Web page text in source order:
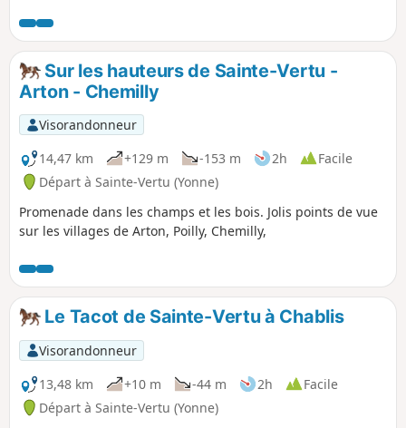
Sur les hauteurs de Sainte-Vertu -
Arton - Chemilly
Visorandonneur
14,47 km
+129 m -153 m 2h
Facile
Départ à Sainte-Vertu (Yonne)
Promenade dans les champs et les bois. Jolis points de vue
sur les villages de Arton, Poilly, Chemilly,
Le Tacot de Sainte-Vertu à Chablis
Visorandonneur
13,48 km
+10 m -44 m 2h
Facile
Départ à Sainte-Vertu (Yonne)